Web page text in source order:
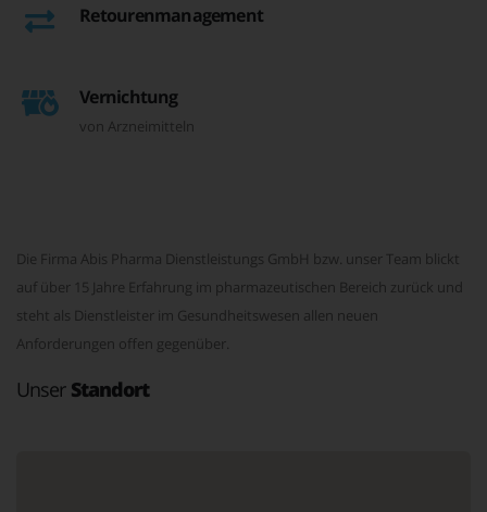
Retourenmanagement
Vernichtung
von Arzneimitteln
Die Firma Abis Pharma Dienstleistungs GmbH bzw. unser Team blickt
auf über 15 Jahre Erfahrung im pharmazeutischen Bereich zurück und
steht als Dienstleister im Gesundheitswesen allen neuen
Anforderungen offen gegenüber.
Unser Standort